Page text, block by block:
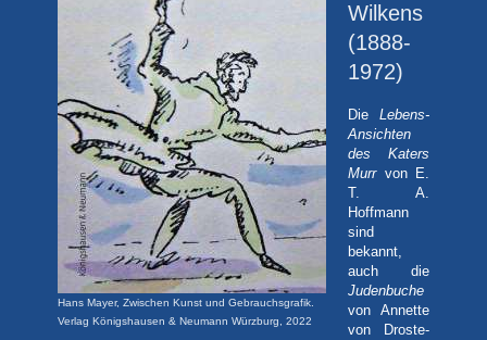
Hans Mayer, Zwischen Kunst und Gebrauchsgrafik.
Verlag Königshausen & Neumann Würzburg, 2022
Wilkens
(1888-
1972)
Die Lebens-
Ansichten
des Katers
Murrvon E.
T. A.
Hoffmann
sind
bekannt,
auch die
Judenbuche
von Annette
von Droste-